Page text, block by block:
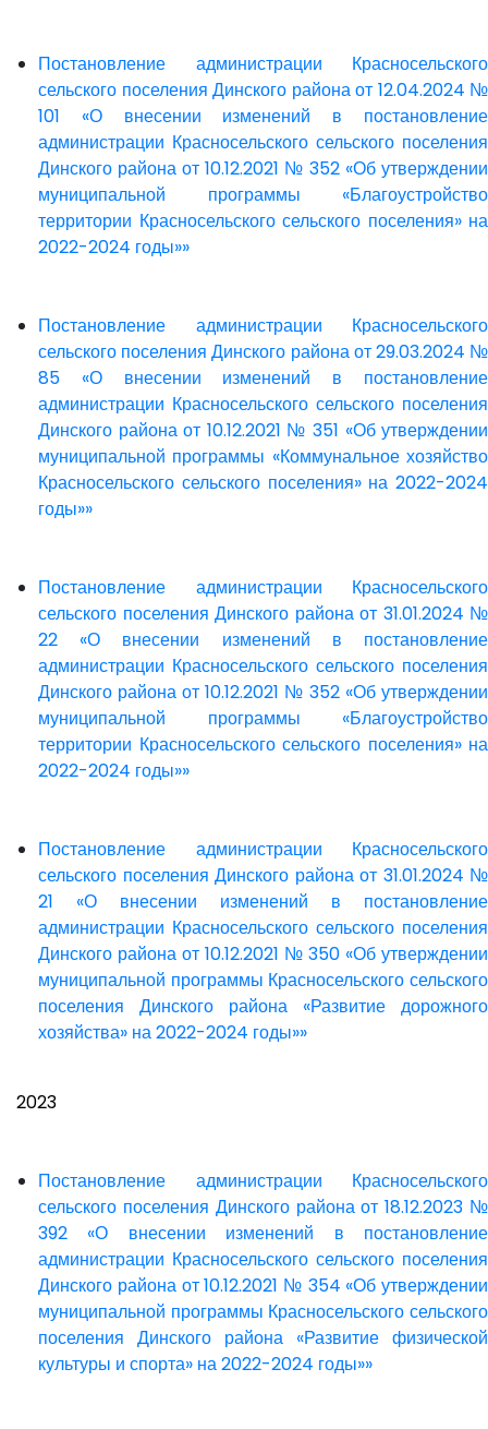
Постановление администрации Красносельского
сельского поселения Динского района от 12.04.2024 №
101 «О внесении изменений в постановление
администрации Красносельского сельского поселения
Динского района от 10.12.2021 № 352 «Об утверждении
муниципальной программы «Благоустройство
территории Красносельского сельского поселения» на
2022-2024 годы»»
Постановление администрации Красносельского
сельского поселения Динского района от 29.03.2024 №
85 «О внесении изменений в постановление
администрации Красносельского сельского поселения
Динского района от 10.12.2021 № 351 «Об утверждении
муниципальной программы «Коммунальное хозяйство
Красносельского сельского поселения» на 2022-2024
годы»»
Постановление администрации Красносельского
сельского поселения Динского района от 31.01.2024 №
22 «О внесении изменений в постановление
администрации Красносельского сельского поселения
Динского района от 10.12.2021 № 352 «Об утверждении
муниципальной программы «Благоустройство
территории Красносельского сельского поселения» на
2022-2024 годы»»
Постановление администрации Красносельского
сельского поселения Динского района от 31.01.2024 №
21 «О внесении изменений в постановление
администрации Красносельского сельского поселения
Динского района от 10.12.2021 № 350 «Об утверждении
муниципальной программы Красносельского сельского
поселения Динского района «Развитие дорожного
хозяйства» на 2022-2024 годы»»
2023
Постановление администрации Красносельского
сельского поселения Динского района от 18.12.2023 №
392 «О внесении изменений в постановление
администрации Красносельского сельского поселения
Динского района от 10.12.2021 № 354 «Об утверждении
муниципальной программы Красносельского сельского
поселения Динского района «Развитие физической
культуры и спорта» на 2022-2024 годы»»